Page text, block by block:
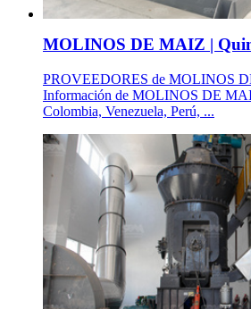
MOLINOS DE MAIZ |
PROVEEDORES de MOLINOS
Información de MOLINOS DE
Colombia, Venezuela, Perú, ...